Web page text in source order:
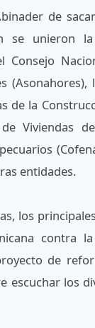
de
se unieron
Consejo
de la
Viviendas
entidades.
los
contra
de
escuchar los